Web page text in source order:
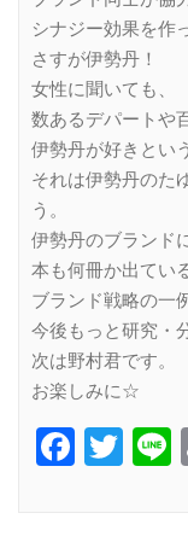
シナジー効果を作
さすが伊勢丹！
女性に聞いても、
数あるデパートや
伊勢丹が好きとい
それは伊勢丹のた
う。
伊勢丹のブランド
本も何冊か出てい
ブランド戦略の一
今後もっと研究・
次は野村君です。
お楽しみに☆